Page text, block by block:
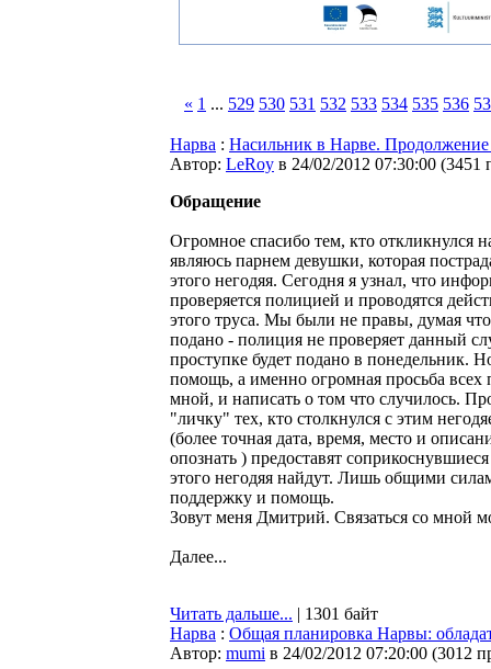
« 1 ... 529 530 531 532 533 534 535 536
Нарва : Насильник в Нарве.
Автор: LeRoy в 24/02/2012 07:30:00 (3451
Обращение
Огромное спасибо тем, кто откликнулся
являюсь парнем девушки, которая
этого негодяя. Сегодня я узнал, что
проверяется полицией и проводятся
этого труса. Мы были не правы, думая
подано - полиция не проверяет данный
проступке будет подано в понедельник.
помощь, а именно огромная просьба всех
мной, и написать о том что случилось.
"личку" тех, кто столкнулся с этим
(более точная дата, время, место и
опознать ) предоставят
этого негодяя найдут. Лишь общими
поддержку и помощь.
Зовут меня Дмитрий. Связаться со мной
Далее...
Читать дальше... | 1301 байт
Нарва : Общая планировка Нарвы:
Автор: mumi в 24/02/2012 07:20:00 (3012